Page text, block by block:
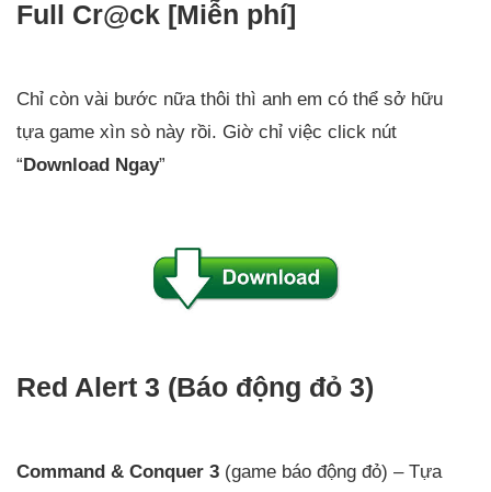
Full Cr@ck [Miễn phí]
Chỉ còn vài bước nữa thôi thì anh em có thể sở hữu
tựa game xìn sò này rồi. Giờ chỉ việc click nút
“Download Ngay”
Red Alert 3 (Báo động đỏ 3)
Command & Conquer 3 (game báo động đỏ) – Tựa